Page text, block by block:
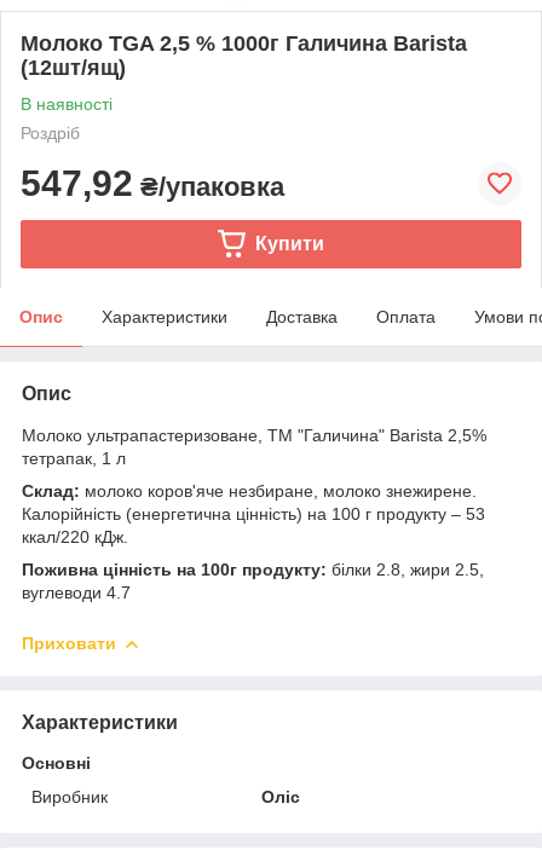
Молоко TGA 2,5 % 1000г Галичина Barista
(12шт/ящ)
В наявності
Роздріб
547,92 ₴/упаковка
Купити
Опис Характеристики Доставка Оплата Умови
Опис
Молоко ультрапастеризоване, TM "Галичина" Barista 2,5%
тетрапак, 1 л
Склад: молоко коров'яче незбиране, молоко знежирене.
Калорійність (енергетична цінність) на 100 г продукту – 53
ккал/220 кДж.
Поживна цінність на 100г продукту: білки 2.8, жири 2.5,
вуглеводи 4.7
Приховати
Характеристики
Основні
Виробник
Оліс